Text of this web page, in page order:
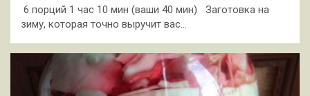
6 порций 1 час 10 мин (ваши 40 мин) Заготовка на
зиму, которая точно выручит вас…